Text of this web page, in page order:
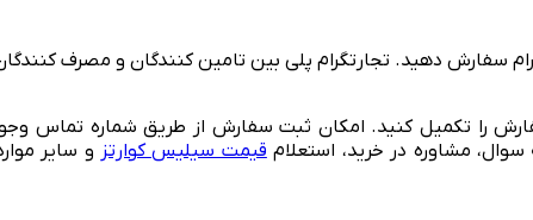
سفارش دهید. تجارتگرام پلی بین تامین کنندگان و مصرف
را تکمیل کنید. امکان ثبت سفارش از طریق شماره تماس
مشاوره در خرید، استعلامقیمت سیلیس کوارتز و سایر